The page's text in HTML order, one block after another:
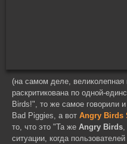
(на самом деле,
раскритикована по одной-
Birds!", то же самое говорили
Bad Piggies, а вот Angry Birds
то, что это "Та же Angry Birds,
ситуации, когда